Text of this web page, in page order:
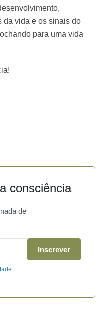
da vida e os sinais do
para uma vida
consciência
de
Inscrever
.